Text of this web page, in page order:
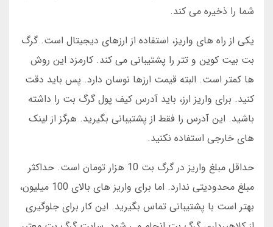
شما را ذخیره می کند.
یکی از راه های واریز، استفاده از ارزهای دیجیتال است. گرگ
بت بیت کوین و تتر را پشتیبانی می کند. کارمزد این روش
ها کمتر است. البته قیمت ارزها نوسان دارد. پس باید دقت
کنید. برای واریز ارز، باید آدرس کیف پول گرگ بت را داشته
باشید. این آدرس را فقط از پشتیبانی بگیرید. هرگز از لینک
های خارجی استفاده نکنید.
حداقل مبلغ واریز در گرگ بت 10 هزار تومان است. حداکثر
مبلغ محدودیتی ندارد. اما برای واریز های بالای 100 میلیون،
بهتر است با پشتیبانی تماس بگیرید. این کار برای جلوگیری